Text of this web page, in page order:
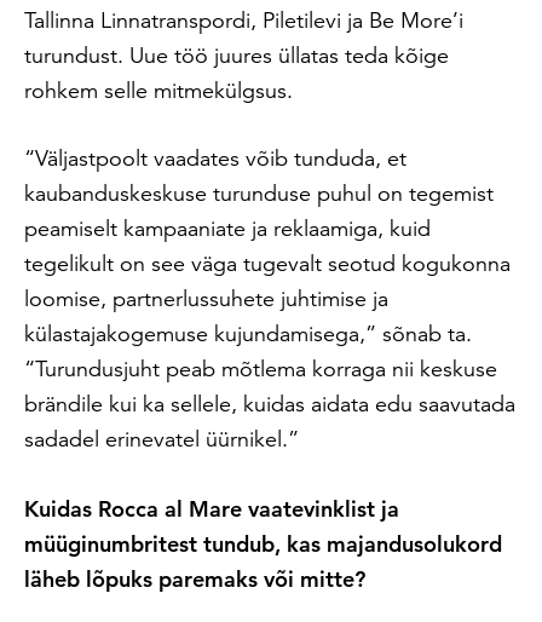
Tallinna Linnatranspordi, Piletilevi ja Be More’i
turundust. Uue töö juures üllatas teda kõige
rohkem selle mitmekülgsus.
“Väljastpoolt vaadates võib tunduda, et
kaubanduskeskuse turunduse puhul on tegemist
peamiselt kampaaniate ja reklaamiga, kuid
tegelikult on see väga tugevalt seotud kogukonna
loomise, partnerlussuhete juhtimise ja
külastajakogemuse kujundamisega,” sõnab ta.
“Turundusjuht peab mõtlema korraga nii keskuse
brändile kui ka sellele, kuidas aidata edu saavutada
sadadel erinevatel üürnikel.”
Kuidas Rocca al Mare vaatevinklist ja
müüginumbritest tundub, kas majandusolukord
läheb lõpuks paremaks või mitte?